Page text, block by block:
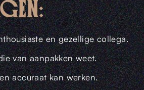
en gezellige collega.
van aanpakken weet.
accuraat kan werken.